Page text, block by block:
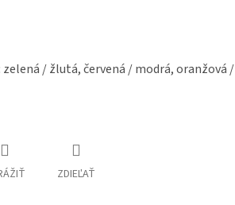
zelená / žlutá, červená / modrá, oranžová /
ZDIEĽAŤ